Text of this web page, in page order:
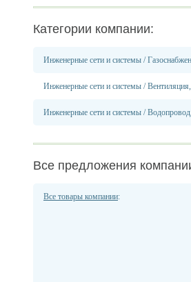
Категории компании:
Инженерные сети и системы /
Инженерные сети и системы /
Инженерные сети и системы /
Все предложения
Все товары компании: